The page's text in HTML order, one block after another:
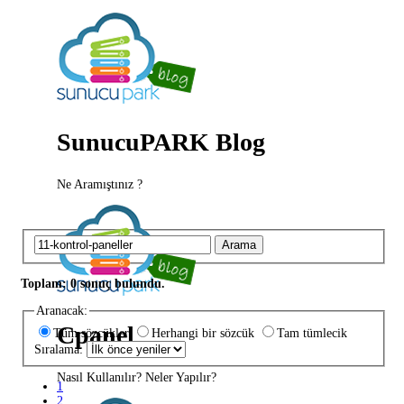
SunucuPARK Blog
Ne Aramıştınız ?
Cpanel
Nasıl Kullanılır? Neler Yapılır?
Arama
Toplam: 0 sonuç bulundu.
Aranacak:
Tüm sözcükler
Herhangi bir sözcük
Tam tümlecik
Sıralama:
1
2